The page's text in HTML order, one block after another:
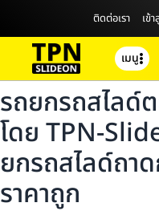
ติดต่อเรา เข้
เมนู
รถยกรถสไลด์
โดย TPN-
ยกรถสไลด์ถา
ราคาถูก